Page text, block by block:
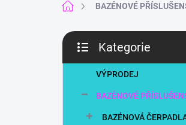
Domů BAZÉNOVÉ
P
s
kategorie
Kategorie
VÝPRODEJ
BAZÉNOVÉ
BAZÉNOVÁ